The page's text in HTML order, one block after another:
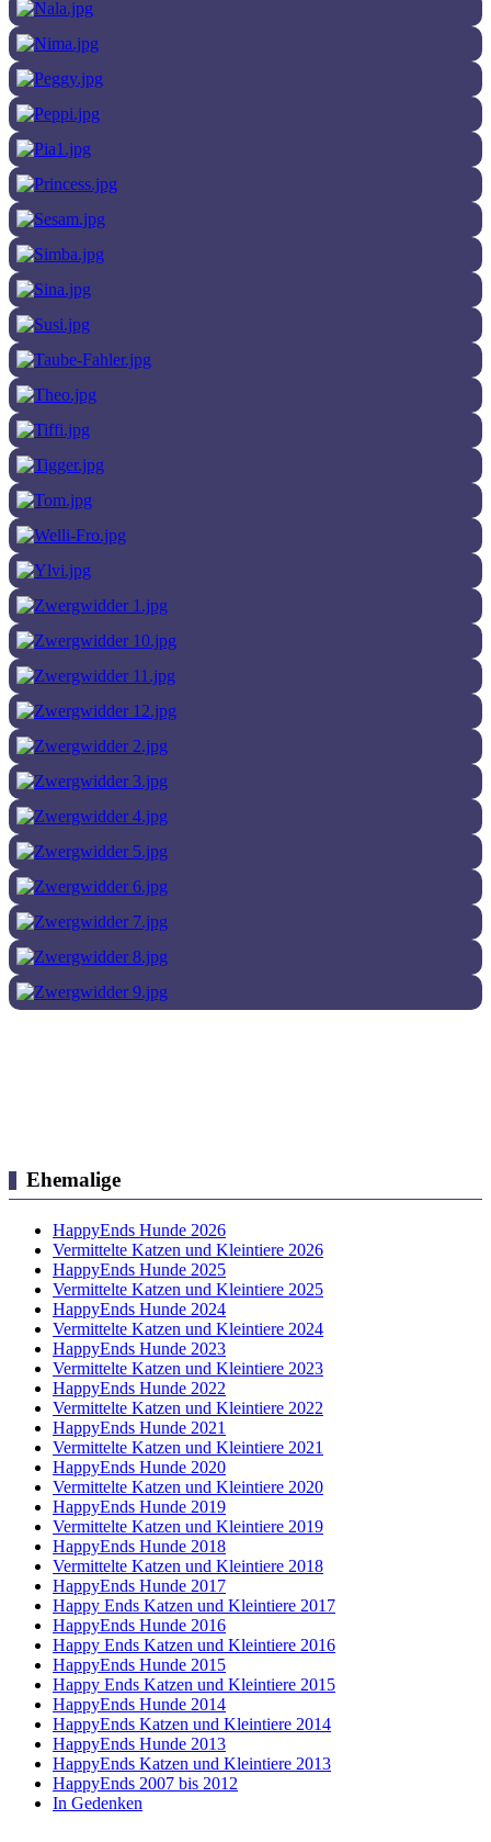
Ehemalige
HappyEnds Hunde 2026
Vermittelte Katzen und Kleintiere 2026
HappyEnds Hunde 2025
Vermittelte Katzen und Kleintiere 2025
HappyEnds Hunde 2024
Vermittelte Katzen und Kleintiere 2024
HappyEnds Hunde 2023
Vermittelte Katzen und Kleintiere 2023
HappyEnds Hunde 2022
Vermittelte Katzen und Kleintiere 2022
HappyEnds Hunde 2021
Vermittelte Katzen und Kleintiere 2021
HappyEnds Hunde 2020
Vermittelte Katzen und Kleintiere 2020
HappyEnds Hunde 2019
Vermittelte Katzen und Kleintiere 2019
HappyEnds Hunde 2018
Vermittelte Katzen und Kleintiere 2018
HappyEnds Hunde 2017
Happy Ends Katzen und Kleintiere 2017
HappyEnds Hunde 2016
Happy Ends Katzen und Kleintiere 2016
HappyEnds Hunde 2015
Happy Ends Katzen und Kleintiere 2015
HappyEnds Hunde 2014
HappyEnds Katzen und Kleintiere 2014
HappyEnds Hunde 2013
HappyEnds Katzen und Kleintiere 2013
HappyEnds 2007 bis 2012
In Gedenken